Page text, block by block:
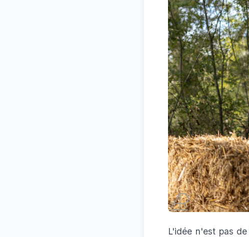
L'idée n'est pas